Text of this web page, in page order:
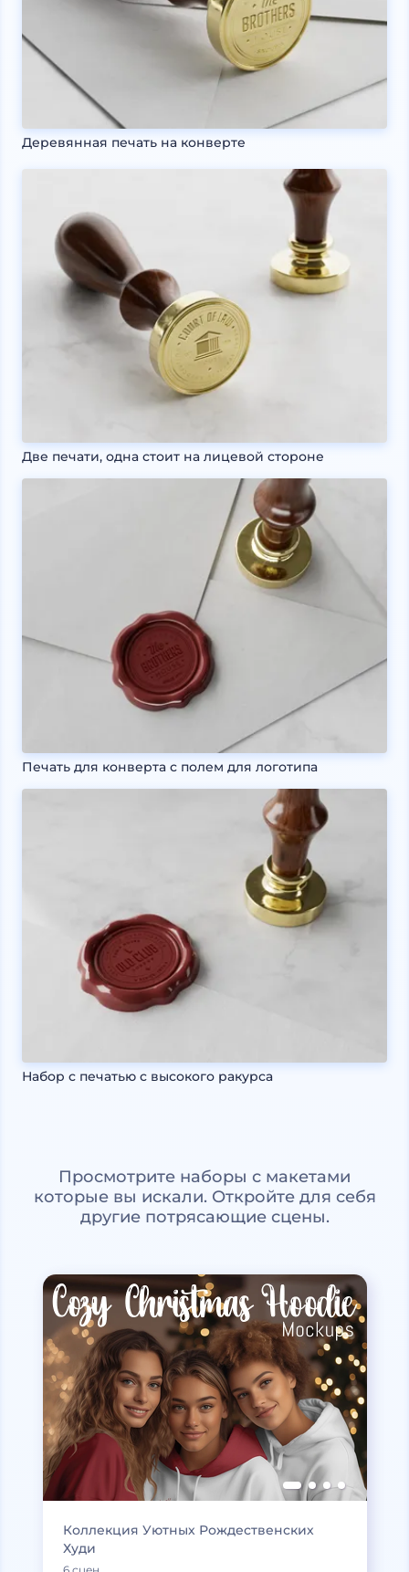
Деревянная печать на конверте
Две печати, одна стоит на лицевой стороне
Печать для конверта с полем для логотипа
Набор с печатью с высокого ракурса
Просмотрите наборы с макетами
которые вы искали. Откройте для себя
другие потрясающие сцены.
Коллекция Уютных Рождественских
Худи